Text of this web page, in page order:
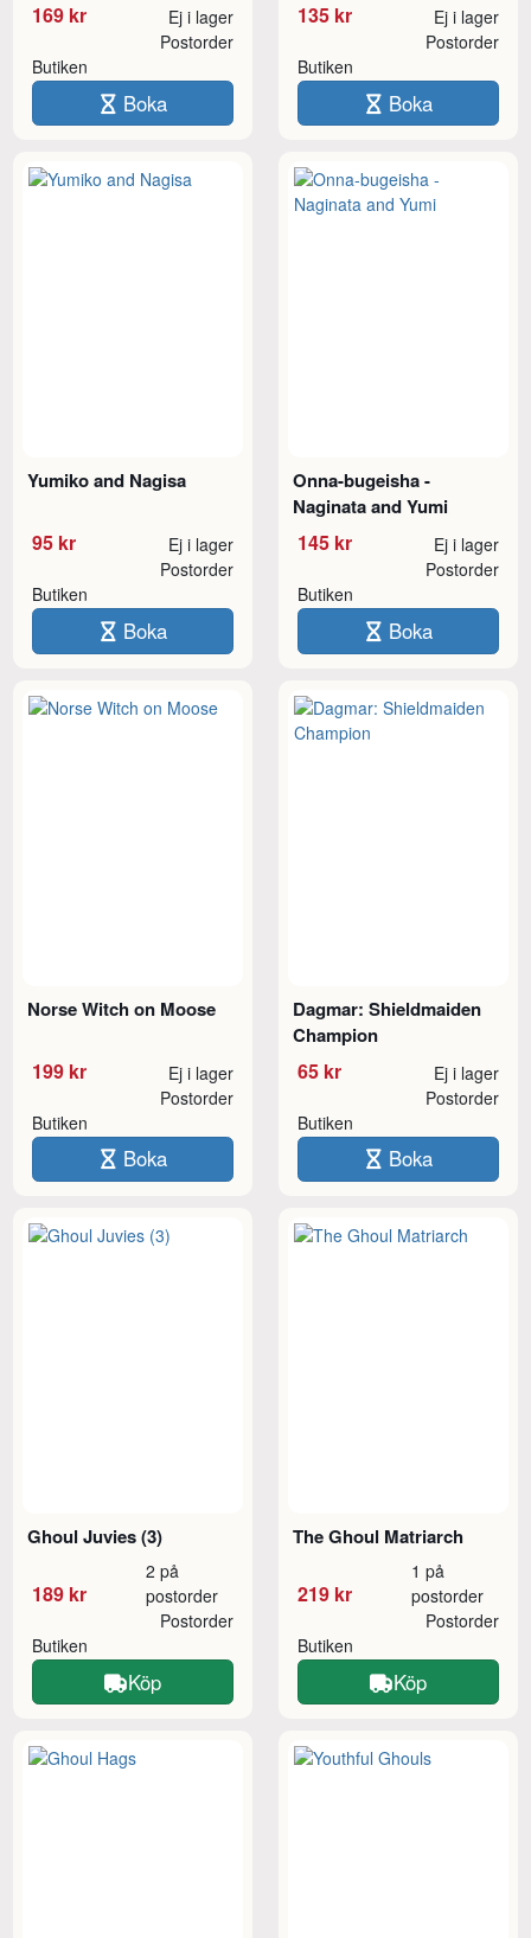
169 kr Ej i lager
Butiken
Postorder
Boka
135 kr Ej i lager
Butiken
Postorder
Boka
Yumiko and Nagisa
95 kr Ej i lager
Butiken
Postorder
Boka
Onna-bugeisha -
Naginata and Yumi
145 kr Ej i lager
Butiken
Postorder
Boka
Norse Witch on Moose
199 kr Ej i lager
Butiken
Postorder
Boka
Dagmar: Shieldmaiden
Champion
65 kr Ej i lager
Butiken
Postorder
Boka
Ghoul Juvies (3)
189 kr
2 på
postorder
Butiken
Postorder
Köp
The Ghoul Matriarch
219 kr
1 på
postorder
Butiken
Postorder
Köp